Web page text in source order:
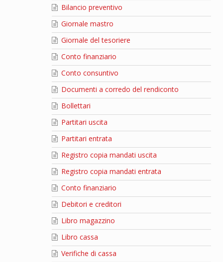
Bilancio preventivo
Giornale mastro
Giornale del tesoriere
Conto finanziario
Conto consuntivo
Documenti a corredo del rendiconto
Bollettari
Partitari uscita
Partitari entrata
Registro copia mandati uscita
Registro copia mandati entrata
Conto finanziario
Debitori e creditori
Libro magazzino
Libro cassa
Verifiche di cassa